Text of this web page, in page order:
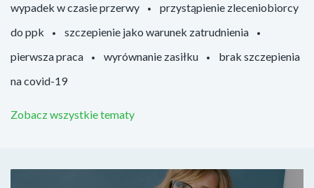
wypadek w czasie przerwy
przystąpienie zleceniobiorcy
do ppk
szczepienie jako warunek zatrudnienia
pierwsza praca
wyrównanie zasiłku
brak szczepienia
na covid-19
Zobacz wszystkie tematy